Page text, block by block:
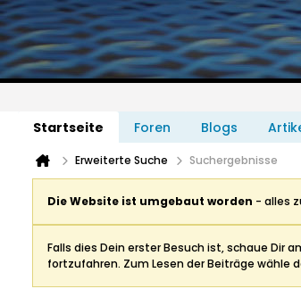
Startseite Foren Blogs
Erweiterte Suche Suchergebnisse
Die Website ist umgebaut worden - alles
Falls dies Dein erster Besuch ist, schaue Dir
fortzufahren. Zum Lesen der Beiträge wähle